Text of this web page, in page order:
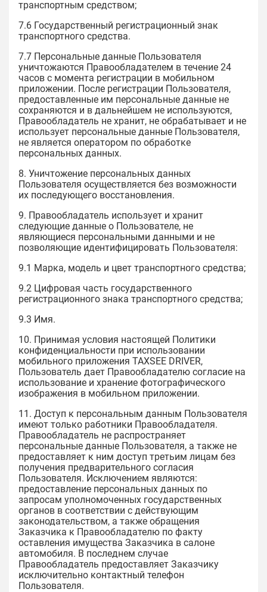
транспортным средством;
7.6 Государственный регистрационный знак
транспортного средства.
7.7 Персональные данные Пользователя
уничтожаются Правообладателем в течение 24
часов с момента регистрации в мобильном
приложении. После регистрации Пользователя,
предоставленные им персональные данные не
сохраняются и в дальнейшем не используются,
Правообладатель не хранит, не обрабатывает и не
использует персональные данные Пользователя,
не является оператором по обработке
персональных данных.
8. Уничтожение персональных данных
Пользователя осуществляется без возможности
их последующего восстановления.
9. Правообладатель использует и хранит
следующие данные о Пользователе, не
являющиеся персональными данными и не
позволяющие идентифицировать Пользователя:
9.1 Марка, модель и цвет транспортного средства;
9.2 Цифровая часть государственного
регистрационного знака транспортного средства;
9.3 Имя.
10. Принимая условия настоящей Политики
конфиденциальности при использовании
мобильного приложения TAXSEE DRIVER,
Пользователь дает Правообладателю согласие на
использование и хранение фотографического
изображения в мобильном приложении.
11. Доступ к персональным данным Пользователя
имеют только работники Правообладателя.
Правообладатель не распространяет
персональные данные Пользователя, а также не
предоставляет к ним доступ третьим лицам без
получения предварительного согласия
Пользователя. Исключением являются:
предоставление персональных данных по
запросам уполномоченных государственных
органов в соответствии с действующим
законодательством, а также обращения
Заказчика к Правообладателю по факту
оставления имущества Заказчика в салоне
автомобиля. В последнем случае
Правообладатель предоставляет Заказчику
исключительно контактный телефон
Пользователя.